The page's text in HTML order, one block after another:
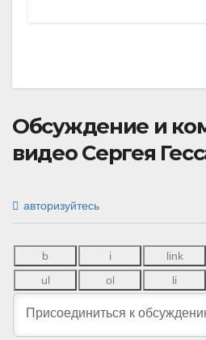
Обсуждение и
видео Сергея
авторизуйтесь